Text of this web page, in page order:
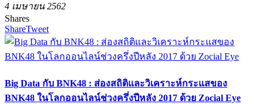
4 เมษายน 2562
Shares
ShareTweet
Big Data กับ BNK48 : ส่องสถิติและวิเคราะห์กระแสของ
BNK48 ในโลกออนไลน์ช่วงครึ่งปีหลัง 2017 ด้วย Zocial Eye